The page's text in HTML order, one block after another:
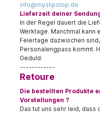
info@myslipstop.de
Lieferzeit deiner
In der Regel dauert die
Werktage. Manchmal kann
Feiertage dazwischen
Personalengpass kommt.
Geduld.
------------
Retoure
Die bestellten Produkte
Vorstellungen ?
Das tut uns sehr leid, dass